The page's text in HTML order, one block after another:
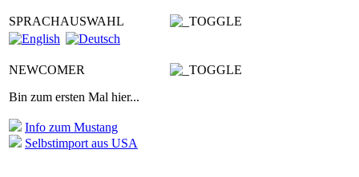
SPRACHAUSWAHL
NEWCOMER
Bin zum ersten Mal hier...
Info zum Mustang
Selbstimport aus USA